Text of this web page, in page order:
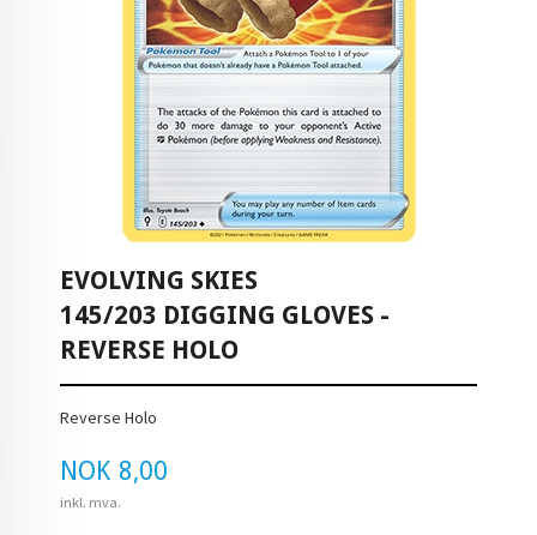
EVOLVING SKIES
145/203 DIGGING GLOVES -
REVERSE HOLO
Reverse Holo
Pris
NOK 8,00
inkl. mva.